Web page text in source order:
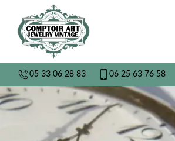
05 33 06 28 83 06 25 63 76 58